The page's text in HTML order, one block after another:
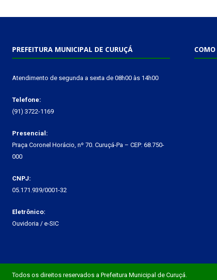
PREFEITURA MUNICIPAL DE CURUÇÁ
Atendimento de segunda a sexta de 08h00 às 14h00
Telefone:
(91) 3722-1169
Presencial:
Praça Coronel Horácio, nº 70. Curuçá-Pa – CEP: 68.750-
000
CNPJ:
05.171.939/0001-32
Eletrônico:
Ouvidoria / e-SIC
COMO
Todos os direitos reservados a Prefeitura Municipal de Curuçá.